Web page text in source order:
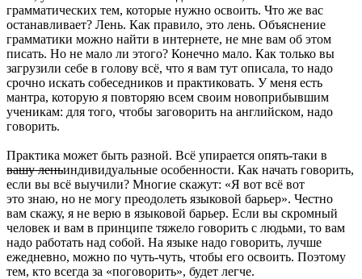
грамматических тем, которые нужно освоить. Что же вас
останавливает? Лень. Как правило, это лень. Объяснение
грамматики можно найти в интернете, не мне вам об этом
писать. Но не мало ли этого? Конечно мало. Как только вы
загрузили себе в голову всё, что я вам тут описала, то надо
срочно искать собеседников и практиковать. У меня есть
мантра, которую я повторяю всем своим новоприбывшим
ученикам: для того, чтобы заговорить на английском, надо
говорить.
Практика может быть разной. Всё упирается опять-таки в
вашу леньиндивидуальные особенности. Как начать говорить,
если вы всё выучили? Многие скажут: «Я вот всё вот
это знаю, но не могу преодолеть языковой барьер». Честно
вам скажу, я не верю в языковой барьер. Если вы скромный
человек и вам в принципе тяжело говорить с людьми, то вам
надо работать над собой. На языке надо говорить, лучше
ежедневно, можно по чуть-чуть, чтобы его освоить. Поэтому
тем, кто всегда за «поговорить», будет легче.